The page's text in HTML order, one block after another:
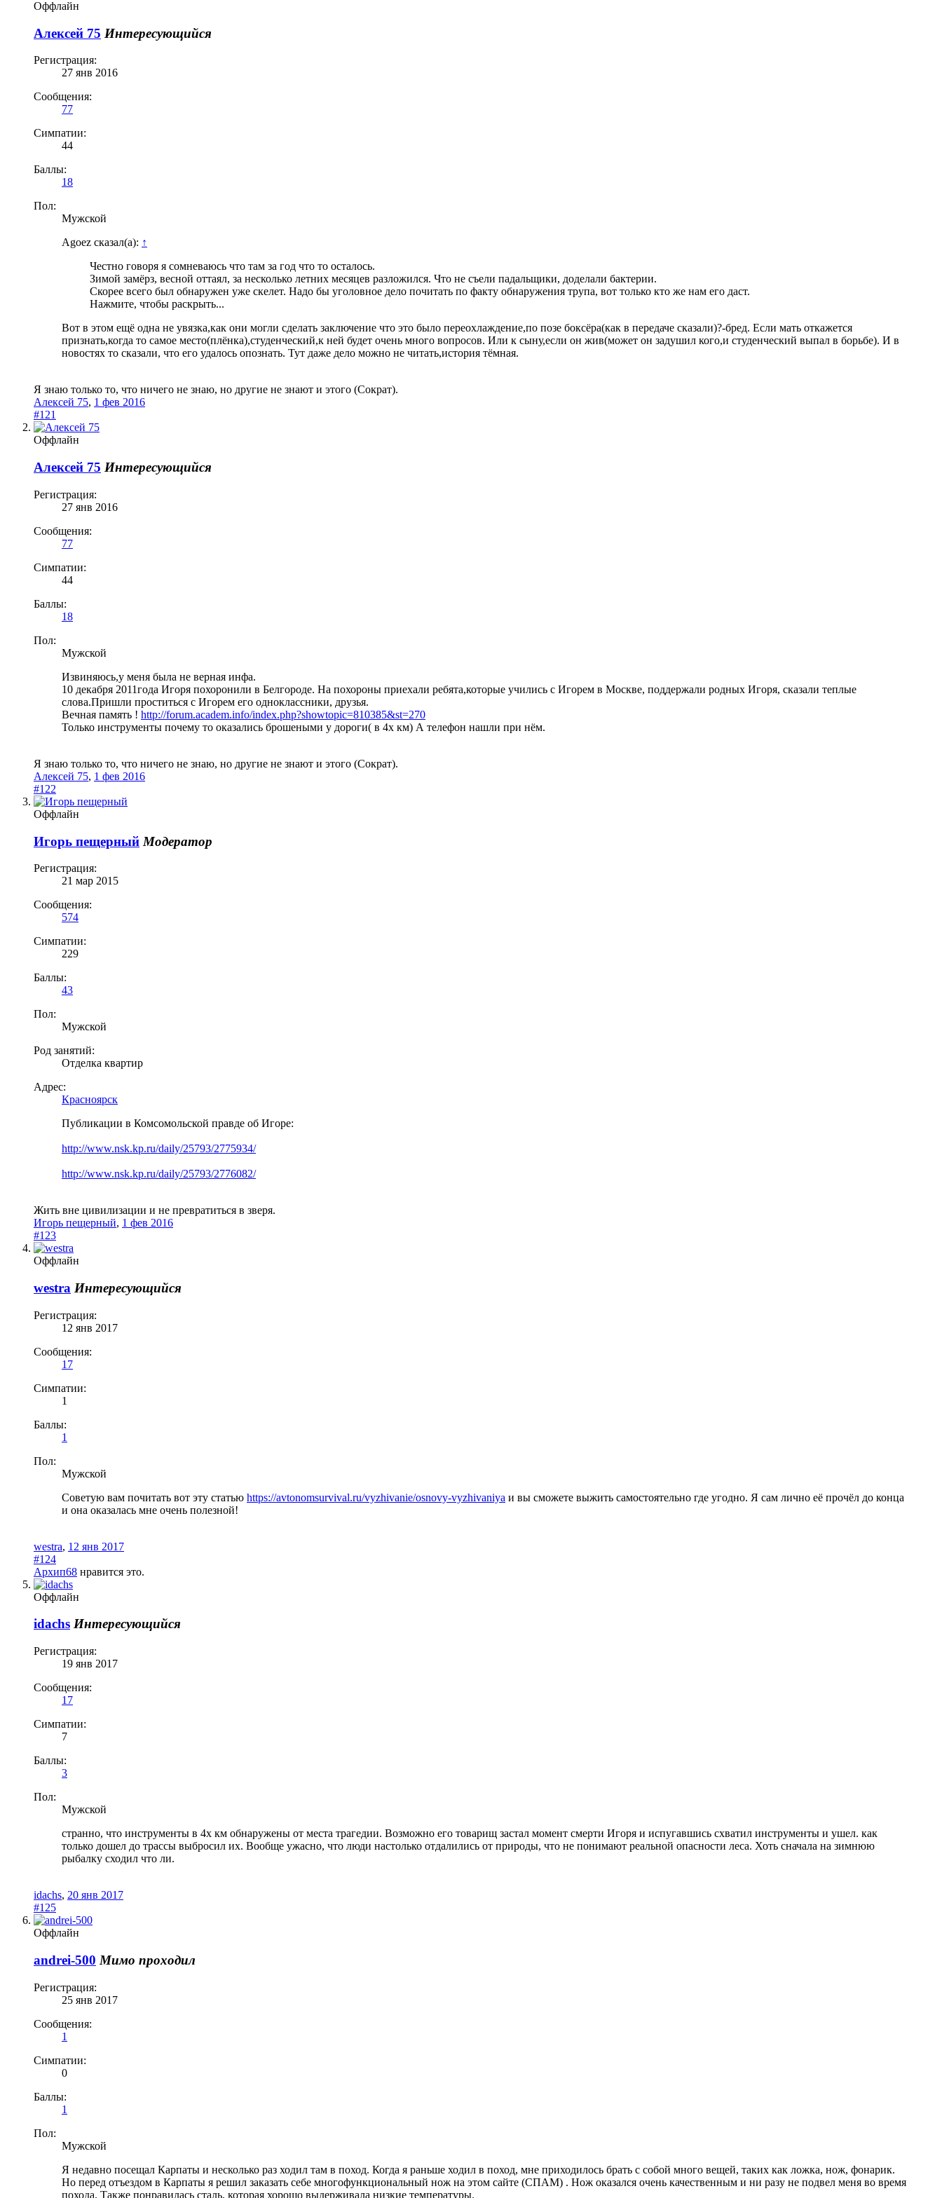
Оффлайн
Алексей 75 Интересующийся
Регистрация:
27 янв 2016
Сообщения:
77
Симпатии:
44
Баллы:
18
Пол:
Мужской
Agoez сказал(а): ↑
Честно говоря я сомневаюсь что там за год что то осталось.
Зимой замёрз, весной оттаял, за несколько летних месяцев разложился. Что не съели падальщики, доделали бактерии.
Скорее всего был обнаружен уже скелет. Надо бы уголовное дело почитать по факту обнаружения трупа, вот только кто же нам его даст.
Нажмите, чтобы раскрыть...
Вот в этом ещё одна не увязка,как они могли сделать заключение что это было переохлаждение,по позе боксёра(как в передаче сказали)?-бред. Если мать откажется
признать,когда то самое место(плёнка),студенческий,к ней будет очень много вопросов. Или к сыну,если он жив(может он задушил кого,и студенческий выпал в борьбе). И в
новостях то сказали, что его удалось опознать. Тут даже дело можно не читать,история тёмная.
Я знаю только то, что ничего не знаю, но другие не знают и этого (Сократ).
Алексей 75, 1 фев 2016
#121
Оффлайн
Алексей 75 Интересующийся
Регистрация:
27 янв 2016
Сообщения:
77
Симпатии:
44
Баллы:
18
Пол:
Мужской
Извиняюсь,у меня была не верная инфа.
10 декабря 2011года Игоря похоронили в Белгороде. На похороны приехали ребята,которые учились с Игорем в Москве, поддержали родных Игоря, сказали теплые
слова.Пришли проститься с Игорем его одноклассники, друзья.
Вечная память ! http://forum.academ.info/index.php?showtopic=810385&st=270
Только инструменты почему то оказались брошеными у дороги( в 4х км) А телефон нашли при нём.
Я знаю только то, что ничего не знаю, но другие не знают и этого (Сократ).
Алексей 75, 1 фев 2016
#122
Оффлайн
Игорь пещерный Модератор
Регистрация:
21 мар 2015
Сообщения:
574
Симпатии:
229
Баллы:
43
Пол:
Мужской
Род занятий:
Отделка квартир
Адрес:
Красноярск
Публикации в Комсомольской правде об Игоре:
http://www.nsk.kp.ru/daily/25793/2775934/
http://www.nsk.kp.ru/daily/25793/2776082/
Жить вне цивилизации и не превратиться в зверя.
Игорь пещерный, 1 фев 2016
#123
Оффлайн
westra Интересующийся
Регистрация:
12 янв 2017
Сообщения:
17
Симпатии:
1
Баллы:
1
Пол:
Мужской
Советую вам почитать вот эту статью https://avtonomsurvival.ru/vyzhivanie/osnovy-vyzhivaniya и вы сможете выжить самостоятельно где угодно. Я сам лично её прочёл до конца
и она оказалась мне очень полезной!
westra, 12 янв 2017
#124
Архип68 нравится это.
Оффлайн
idachs Интересующийся
Регистрация:
19 янв 2017
Сообщения:
17
Симпатии:
7
Баллы:
3
Пол:
Мужской
странно, что инструменты в 4х км обнаружены от места трагедии. Возможно его товарищ застал момент смерти Игоря и испугавшись схватил инструменты и ушел. как
только дошел до трассы выбросил их. Вообще ужасно, что люди настолько отдалились от природы, что не понимают реальной опасности леса. Хоть сначала на зимнюю
рыбалку сходил что ли.
idachs, 20 янв 2017
#125
Оффлайн
andrei-500 Мимо проходил
Регистрация:
25 янв 2017
Сообщения:
1
Симпатии:
0
Баллы:
1
Пол:
Мужской
Я недавно посещал Карпаты и несколько раз ходил там в поход. Когда я раньше ходил в поход, мне приходилось брать с собой много вещей, таких как ложка, нож, фонарик.
Но перед отъездом в Карпаты я решил заказать себе многофункциональный нож на этом сайте (СПАМ) . Нож оказался очень качественным и ни разу не подвел меня во время
похода. Также понравилась сталь, которая хорошо выдерживала низкие температуры.